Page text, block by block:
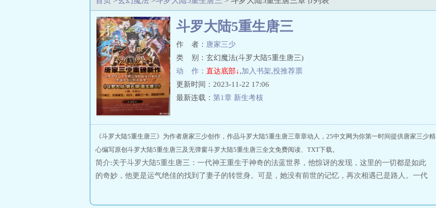
斗罗大陆5重生唐三
作 者： 唐家三少
类 别：玄幻魔法(斗罗大陆5重生唐三)
动 作： 直达底部↓,加入书架,投推荐票
更新时间：2023-11-22 17:06
最新连载： 第1章 新生考核
《斗罗大陆5重生唐三》为作者唐家三少创作，作品斗罗大陆5重生唐三章章动人，25中文网为你第一时间提供唐家三少精
心编写原创斗罗大陆5重生唐三及无弹窗斗罗大陆5重生唐三全文免费阅读、TXT下载。
简介:关于斗罗大陆5重生唐三：一代神王重生于神奇的法蓝世界，他惊讶的发现，这里的一切都是如此
的奇妙，他更是运气绝佳的找到了妻子的转世身。可是，她没有前世的记忆，再次相遇已是路人。一代